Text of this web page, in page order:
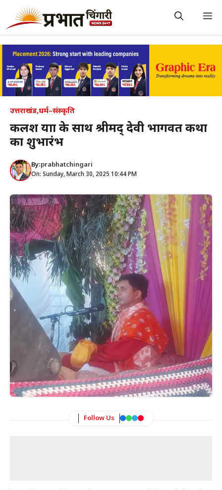
content
उत्तराखंड,धर्म–संस्कृति
कलश यात्रा के साथ श्रीमद् देवी भागवत कथा
का शुभारंभ
By:prabhatchingari
On: Sunday, March 30, 2025 10:44 PM
Follow Us